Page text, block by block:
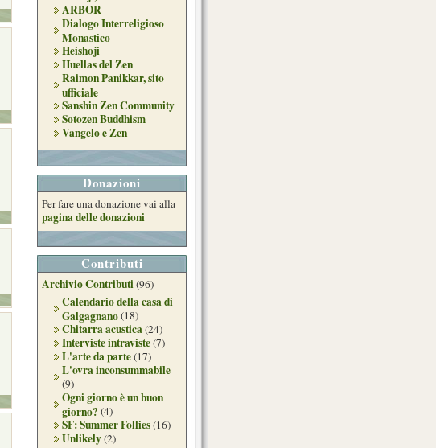
ARBOR
Dialogo Interreligioso
Monastico
Heishoji
Huellas del Zen
Raimon Panikkar, sito
ufficiale
Sanshin Zen Community
Sotozen Buddhism
Vangelo e Zen
Donazioni
Per fare una donazione vai alla
pagina delle donazioni
Contributi
Archivio Contributi(96)
Calendario della casa di
Galgagnano(18)
Chitarra acustica(24)
Interviste intraviste(7)
L'arte da parte(17)
L'ovra inconsummabile
(9)
Ogni giorno è un buon
giorno? (4)
SF: Summer Follies(16)
Unlikely(2)